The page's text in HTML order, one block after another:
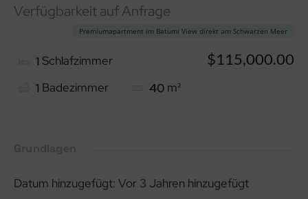
Verfügbarkeit auf Anfrage
1 Schlafzimmer
1 Badezimmer 40 m²
$115,000.00
Premiumapartment im Batumi View direkt am Schwarzen Meer
Grundlagen
Datum hinzugefügt: Vor 3 Jahren hinzugefügt